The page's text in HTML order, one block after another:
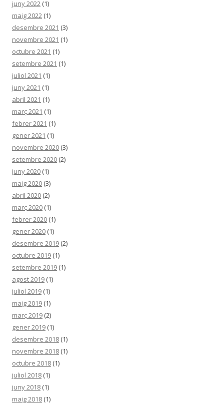
juny 2022 (1)
maig 2022 (1)
desembre 2021 (3)
novembre 2021 (1)
octubre 2021 (1)
setembre 2021 (1)
juliol 2021 (1)
juny 2021 (1)
abril 2021 (1)
març 2021 (1)
febrer 2021 (1)
gener 2021 (1)
novembre 2020 (3)
setembre 2020 (2)
juny 2020 (1)
maig 2020 (3)
abril 2020 (2)
març 2020 (1)
febrer 2020 (1)
gener 2020 (1)
desembre 2019 (2)
octubre 2019 (1)
setembre 2019 (1)
agost 2019 (1)
juliol 2019 (1)
maig 2019 (1)
març 2019 (2)
gener 2019 (1)
desembre 2018 (1)
novembre 2018 (1)
octubre 2018 (1)
juliol 2018 (1)
juny 2018 (1)
maig 2018 (1)